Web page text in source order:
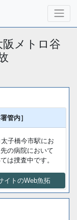
阪メトロ谷
管内］
子橋今市駅にお
の病院において
は捜査中です。
イトのWeb魚拓